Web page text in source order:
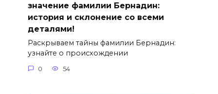
значение фамилии Бернадин:
история и склонение со всеми
деталями!
Раскрываем тайны фамилии Бернадин:
узнайте о происхождении
0 54